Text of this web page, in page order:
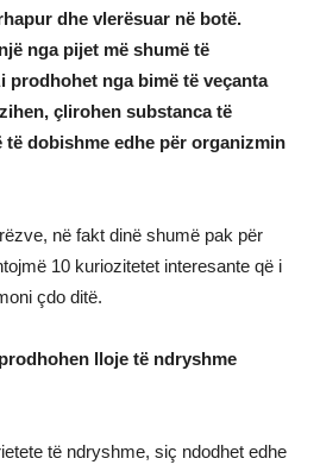
dhe vlerësuar në botë.
nga pijet më shumë të
prodhohet nga bimë të veçanta
çlirohen substanca të
të dobishme edhe për organizmin
në fakt dinë shumë pak për
10 kuriozitetet interesante që i
çdo ditë.
lloje të ndryshme
të ndryshme, siç ndodhet edhe